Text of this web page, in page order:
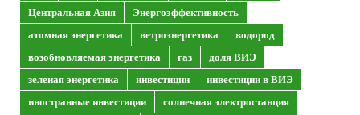
Центральная Азия
Энергоэффективность
атомная энергетика
ветроэнергетика
водород
возобновляемая энергетика
газ
доля ВИЭ
зеленая энергетика
инвестиции
инвестиции в ВИЭ
иностранные инвестиции
солнечная электростанция